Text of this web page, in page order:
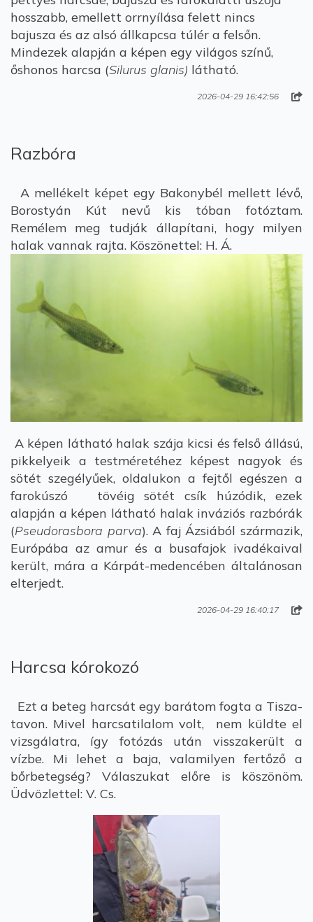
hosszabb, emellett orrnyílása felett nincs
bajusza és az alsó állkapcsa túlér a felsőn.
Mindezek alapján a képen egy világos színű,
őshonos harcsa (Silurus glanis) látható.
2026-04-29 16:42:56
Razbóra
A mellékelt képet egy Bakonybél mellett lévő,
Borostyán Kút nevű kis tóban fotóztam.
Remélem meg tudják állapítani, hogy milyen
halak vannak rajta. Köszönettel: H. Á.
A képen látható halak szája kicsi és felső állású,
pikkelyeik a testméretéhez képest nagyok és
sötét szegélyűek, oldalukon a fejtől egészen a
farokúszó tövéig sötét csík húzódik, ezek
alapján a képen látható halak inváziós razbórák
(Pseudorasbora parva). A faj Ázsiából származik,
Európába az amur és a busafajok ivadékaival
került, mára a Kárpát-medencében általánosan
elterjedt.
2026-04-29 16:40:17
Harcsa kórokozó
Ezt a beteg harcsát egy barátom fogta a Tisza-
tavon. Mivel harcsatilalom volt, nem küldte el
vizsgálatra, így fotózás után visszakerült a
vízbe. Mi lehet a baja, valamilyen fertőző a
bőrbetegség? Válaszukat előre is köszönöm.
Üdvözlettel: V. Cs.